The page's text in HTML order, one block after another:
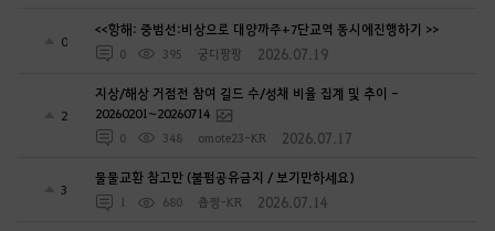
0
<<항해: 중범선:비상으로 대양까주+7단교역 동시에진행하기 >>
0 395 궁디팡팡 2026.07.19
2
지상/해상 거점전 참여 길드 수/성채 비율 집계 및 추이 -
20260201~20260714
0 348 omote23-KR 2026.07.17
3
물물교환 참고만 (불펌공유금지 / 보기만하세요)
1 680 춉찡-KR 2026.07.14